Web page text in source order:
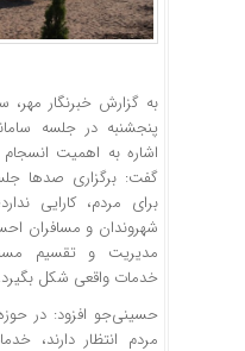
به گزارش خبرنگار
پنجشنبه در جلسه
اشاره به اهمیت
گفت: برگزاری صدها
برای مردم، کارایی
شهروندان و مسافران
مدیریت و تقسیم
خدمات واقعی شکل بگیرد.
حسینی‌جو افزود: در
مردم انتظار دارند،